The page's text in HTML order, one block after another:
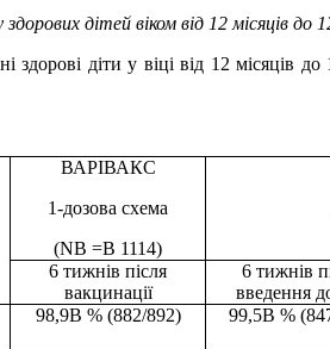
дітей віком від 12 місяців до
здорові діти у віці від 12 місяців
ВАРІВАКС
1-дозова схема
(NВ =В 1114)
6 тижнів після
вакцинації
6 тижнів
введення
98,9В % (882/892) 99,5В %